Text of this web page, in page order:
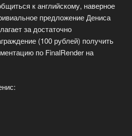
к английскому, наверное
предложение Дениса
за достаточно
(100 рублей) получить
по FinalRender на